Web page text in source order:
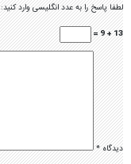
لطفا پاسخ را به عدد انگلیسی وارد کنید:
13 + 9 =
دیدگاه*